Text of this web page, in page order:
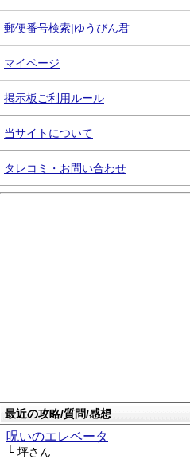
郵便番号検索|ゆうびん君
マイページ
掲示板ご利用ルール
当サイトについて
タレコミ・お問い合わせ
最近の攻略/質問/感想
呪いのエレベータ
└ 坪さん